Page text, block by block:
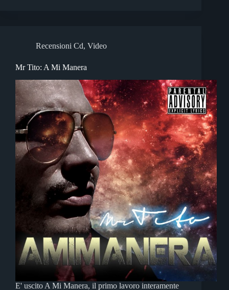
Recensioni Cd, Video
Mr Tito: A Mi Manera
E' uscito A Mi Manera, il primo lavoro interamente